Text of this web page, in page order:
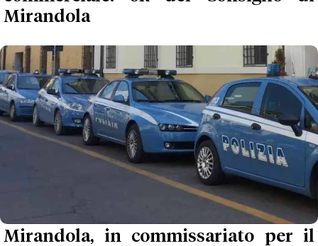
Mirandola
Mirandola, in commissariato per il